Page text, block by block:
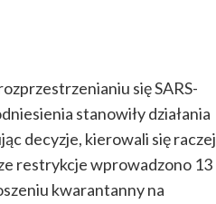
się SARS-
stanowiły działania
decyzje, kierowali sięraczej
restrykcjewprowadzono 13
kwarantanny na